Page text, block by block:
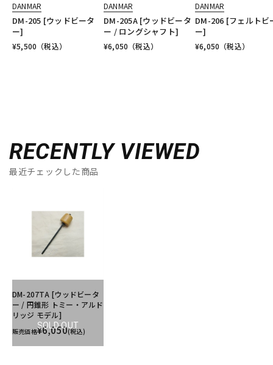
DANMAR
DM-205 [ウッドビータ
ー]
¥5,500 （税込）
DANMAR
DM-205A [ウッドビータ
ー / ロングシャフト]
¥6,050 （税込）
DANMAR
DM-206 [フェルトビ
ー]
¥6,050 （税込）
RECENTLY VIEWED
最近チェックした商品
SOLD OUT
DM-207TA [ウッドビータ
ー / 円錐形 トミー・アルド
リッジ モデル]
販売価格¥6,050(税込)